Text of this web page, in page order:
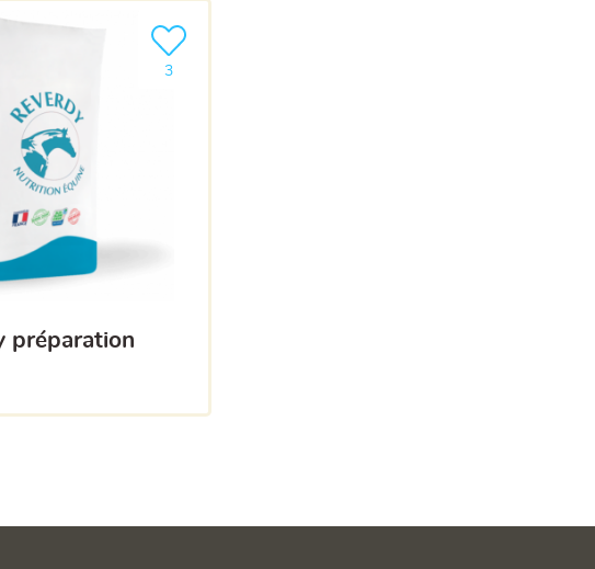
3
Ajouter le produit à ma liste